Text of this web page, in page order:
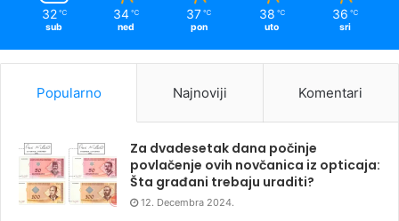
32 ℃
sub
34 ℃
ned
37 ℃
pon
38 ℃
uto
36 ℃
sri
Popularno Najnoviji Komentari
Za dvadesetak dana počinje
povlačenje ovih novčanica iz opticaja:
Šta građani trebaju uraditi?
12. Decembra 2024.